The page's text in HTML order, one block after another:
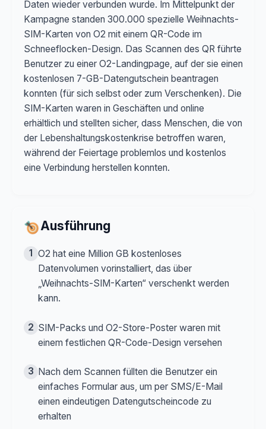
Daten wieder verbunden wurde. Im Mittelpunkt der
Kampagne standen 300.000 spezielle Weihnachts-
SIM-Karten von O2 mit einem QR-Code im
Schneeflocken-Design. Das Scannen des QR führte
Benutzer zu einer O2-Landingpage, auf der sie einen
kostenlosen 7-GB-Datengutschein beantragen
konnten (für sich selbst oder zum Verschenken). Die
SIM-Karten waren in Geschäften und online
erhältlich und stellten sicher, dass Menschen, die von
der Lebenshaltungskostenkrise betroffen waren,
während der Feiertage problemlos und kostenlos
eine Verbindung herstellen konnten.
Ausführung
1
O2 hat eine Million GB kostenloses
Datenvolumen vorinstalliert, das über
„Weihnachts-SIM-Karten“ verschenkt werden
kann.
2 SIM-Packs und O2-Store-Poster waren mit
einem festlichen QR-Code-Design versehen
3 Nach dem Scannen füllten die Benutzer ein
einfaches Formular aus, um per SMS/E-Mail
einen eindeutigen Datengutscheincode zu
erhalten